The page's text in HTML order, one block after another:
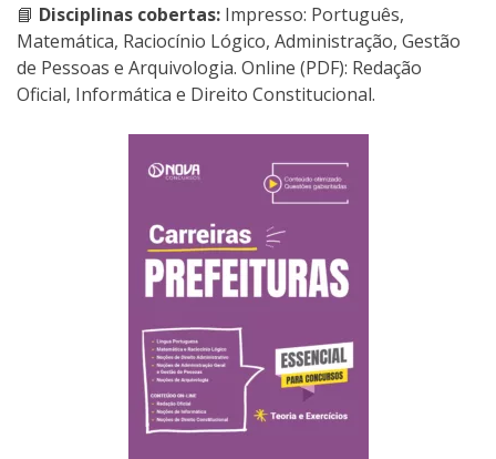
📘 Disciplinas cobertas: Impresso: Português,
Matemática, Raciocínio Lógico, Administração, Gestão
de Pessoas e Arquivologia. Online (PDF): Redação
Oficial, Informática e Direito Constitucional.